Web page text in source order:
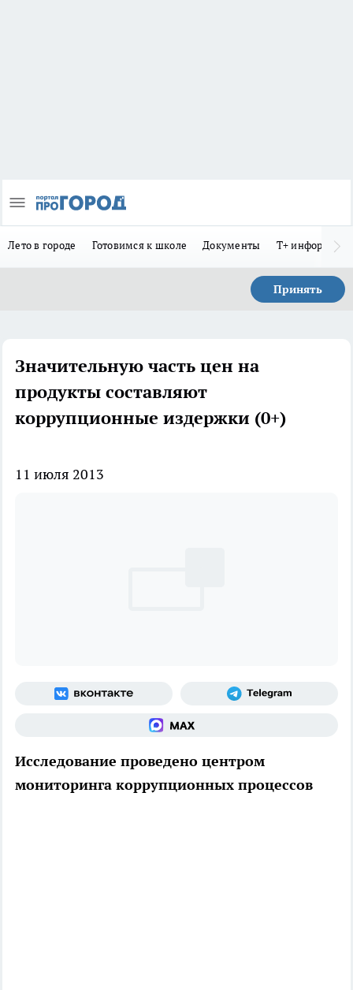
Лето в городе Готовимся к школе Документы Т+
Принять
Значительную часть цен на
продукты составляют
коррупционные издержки (0+)
11 июля 2013
Исследование проведено центром
мониторинга коррупционных процессов